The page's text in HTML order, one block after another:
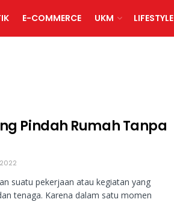
E-COMMERCE UKM LIFESTYLE
Pindah Rumah Tanpa
suatu pekerjaan atau kegiatan yang
tenaga. Karena dalam satu momen